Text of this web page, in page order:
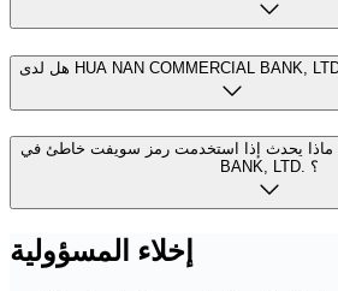
ماذا يحدث إذا استخدمت رمز سويفت خاطئ في HUA NAN COMMERCIAL
BANK, LTD. ؟
إخلاء المسؤولية